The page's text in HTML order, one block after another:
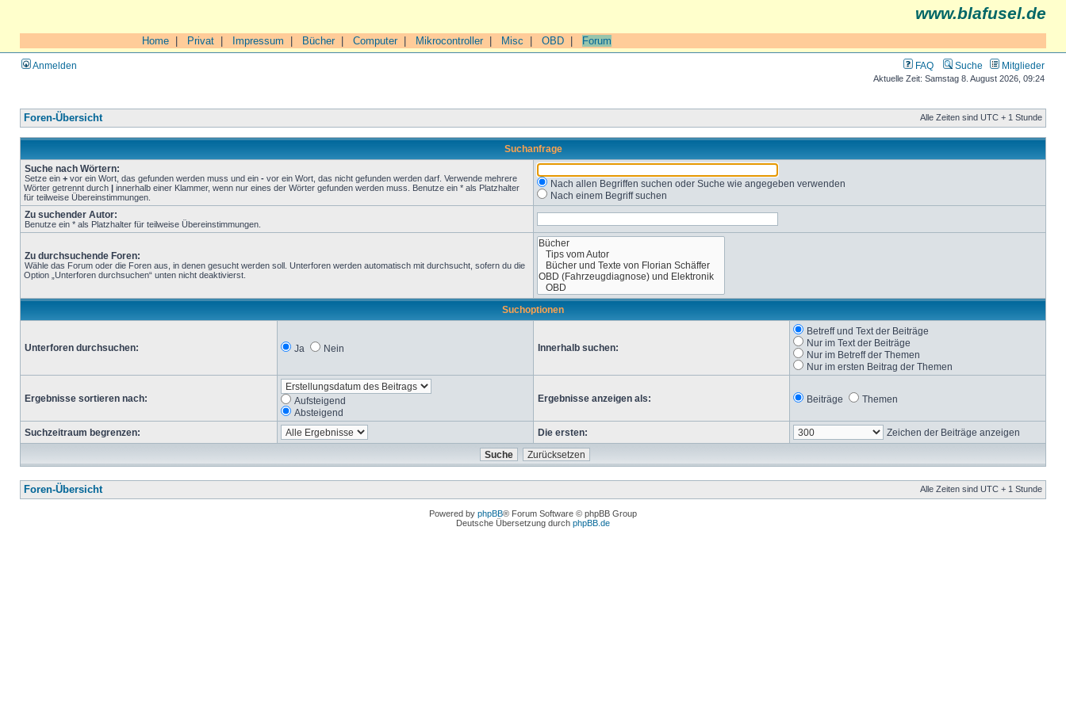
www.blafusel.de
Home Privat Impressum Bücher| Computer| Mikrocontroller| Misc OBD Forum
Anmelden FAQ Suche Mitglieder
Aktuelle Zeit: Samstag 8. August 2026, 09:24
Foren-Übersicht Alle Zeiten sind UTC + 1 Stunde
Suchanfrage
Suche nach Wörtern:
Setze ein + vor ein Wort, das gefunden werden muss und ein - vor ein Wort, das nicht gefunden werden darf. Verwende mehrere
Wörter getrennt durch | innerhalb einer Klammer, wenn nur eines der Wörter gefunden werden muss. Benutze ein * als Platzhalter
für teilweise Übereinstimmungen.
Nach allen Begriffen suchen oder Suche wie angegeben verwenden
Nach einem Begriff suchen
Zu suchender Autor:
Benutze ein * als Platzhalter für teilweise Übereinstimmungen.
Zu durchsuchende Foren:
Wähle das Forum oder die Foren aus, in denen gesucht werden soll. Unterforen werden automatisch mit durchsucht, sofern du die
Option „Unterforen durchsuchen“ unten nicht deaktivierst.
Suchoptionen
Unterforen durchsuchen: Ja Nein Innerhalb suchen:
Betreff und Text der Beiträge
Nur im Text der Beiträge
Nur im Betreff der Themen
Nur im ersten Beitrag der Themen
Ergebnisse sortieren nach:
Aufsteigend
Absteigend
Ergebnisse anzeigen als: Beiträge Themen
Suchzeitraum begrenzen: Die ersten: Zeichen der Beiträge anzeigen
Foren-Übersicht Alle Zeiten sind UTC + 1 Stunde
Powered by phpBB® Forum Software © phpBB Group
Deutsche Übersetzung durch phpBB.de